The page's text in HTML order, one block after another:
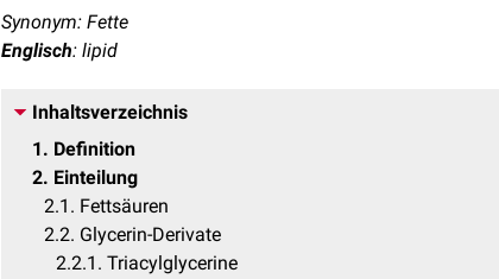
Synonym: Fette
Englisch: lipid
Inhaltsverzeichnis
1
Definition
2 Einteilung
2.1
Fettsäuren
2.2 Glycerin-Derivate
2.2.1 Triacylglycerine